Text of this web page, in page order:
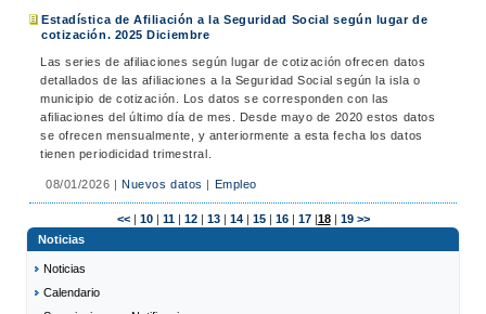
Estadística de Afiliación a la Seguridad Social según lugar de
cotización. 2025 Diciembre
Las series de afiliaciones según lugar de cotización ofrecen datos
detallados de las afiliaciones a la Seguridad Social según la isla o
municipio de cotización. Los datos se corresponden con las
afiliaciones del último día de mes. Desde mayo de 2020 estos datos
se ofrecen mensualmente, y anteriormente a esta fecha los datos
tienen periodicidad trimestral.
08/01/2026 |Nuevos datos | Empleo
<<| 10| 11| 12| 13| 14| 15| 16| 17|18| 19 >>
Noticias
Noticias
Calendario